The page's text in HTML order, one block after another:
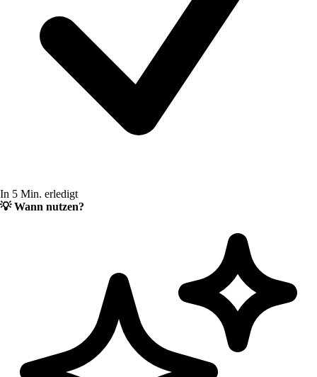
In 5 Min. erledigt
💡Wann nutzen?